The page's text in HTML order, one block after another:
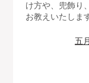
け方や、兜飾り
お教えいたしま
五